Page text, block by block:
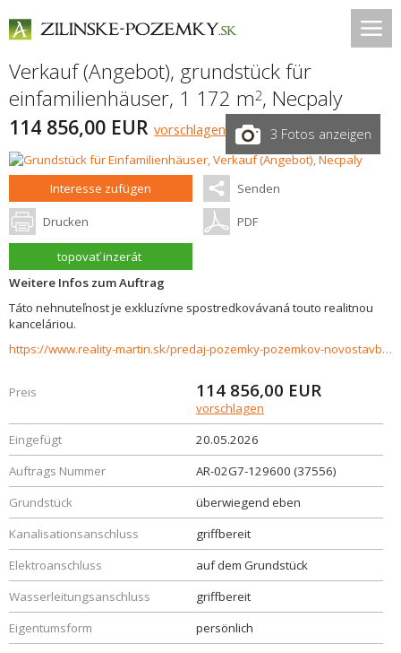
Verkauf (Angebot), grundstück für
einfamilienhäuser, 1 172 m2, Necpaly
114 856,00 EUR vorschlagen 3 Fotos anzeigen
Interesse zufügen Senden
Drucken PDF
topovať inzerát
Weitere Infos zum Auftrag
Táto nehnuteľnost je exkluzívne spostredkovávaná touto realitnou
kanceláriou.
https://www.reality-martin.sk/predaj-pozemky-pozemkov-novostavby/Pozemok-vhodny-na-stavbu-rodinneho-domu-Necpaly-37556/?utm_source=areality&utm_medium=xml&utm_term=37556&utm_content=chalupa&utm_campaign=portaly
Preis 114 856,00 EUR
vorschlagen
Eingefügt
20.05.2026
Auftrags Nummer
AR-02G7-129600 (37556)
Grundstück
überwiegend eben
Kanalisationsanschluss
griffbereit
Elektroanschluss
auf dem Grundstück
Wasserleitungsanschluss
griffbereit
Eigentumsform
persönlich